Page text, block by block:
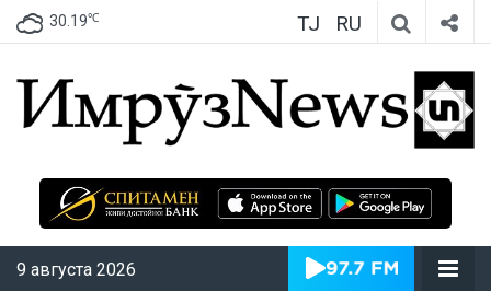
30.19℃ TJ RU
ИмрӯзNews
9 августа 2026